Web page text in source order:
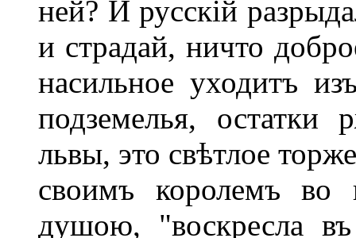
ней? И русскій
и страдай, ничто
насильное уходитъ
подземелья,
львы, это свѣтлое
своимъ королемъ во
душою, "воскресла